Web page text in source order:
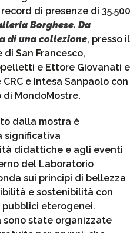
di presenze di 35.500
Borghese. Da
di una collezione, presso il
San Francesco,
e Ettore Giovanati e
e Intesa Sanpaolo con
MondoMostre.
dalla mostra è
significativa
didattiche e agli eventi
del Laboratorio
sui principi di bellezza
e sostenibilità con
eterogenei.
sono state organizzate